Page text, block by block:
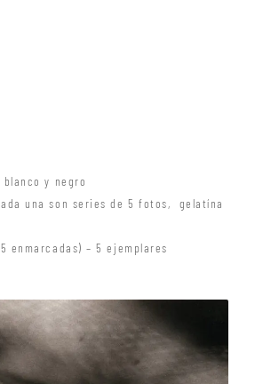
y negro
una son series de 5 fotos, gelatína
enmarcadas) – 5 ejemplares